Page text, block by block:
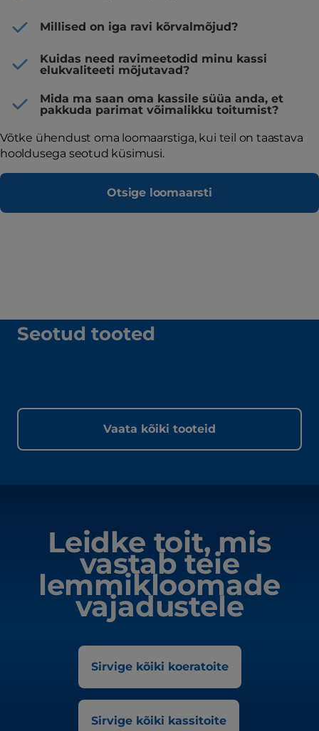
Millised on iga ravi kõrvalmõjud?
Kuidas need ravimeetodid minu kassi
elukvaliteeti mõjutavad?
Mida ma saan oma kassile süüa anda, et
pakkuda parimat võimalikku toitumist?
Võtke ühendust oma loomaarstiga, kui teil on taastava
hooldusega seotud küsimusi.
Otsige loomaarsti
Seotud tooted
Vaata kõiki tooteid
Leidke toit, mis
vastab teie
lemmikloomade
vajadustele
Sirvige kõiki koeratoite
Sirvige kõiki kassitoite